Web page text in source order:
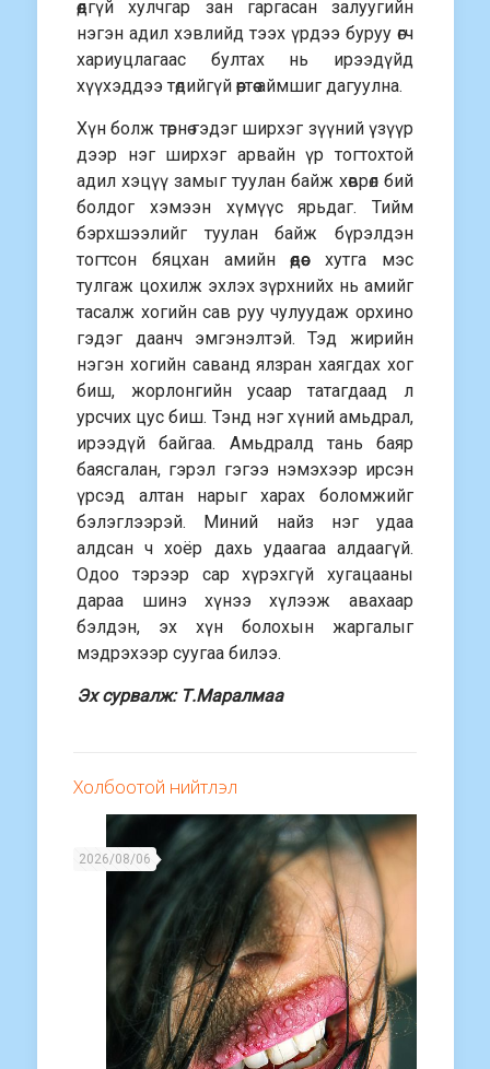
өөдгүй хулчгар зан гаргасан залуугийн
нэгэн адил хэвлийд тээх үрдээ буруу өгч
хариуцлагаас бултах нь ирээдүйд
хүүхэддээ төдийгүй өөртөө аймшиг дагуулна.
Хүн болж төрнө гэдэг ширхэг зүүний үзүүр
дээр нэг ширхэг арвайн үр тогтохтой
адил хэцүү замыг туулан байж хөврөл бий
болдог хэмээн хүмүүс ярьдаг. Тийм
бэрхшээлийг туулан байж бүрэлдэн
тогтсон бяцхан амийн өөдөөс хутга мэс
тулгаж цохилж эхлэх зүрхнийх нь амийг
тасалж хогийн сав руу чулуудаж орхино
гэдэг даанч эмгэнэлтэй. Тэд жирийн
нэгэн хогийн саванд ялзран хаягдах хог
биш, жорлонгийн усаар татагдаад л
урсчих цус биш. Тэнд нэг хүний амьдрал,
ирээдүй байгаа. Амьдралд тань баяр
баясгалан, гэрэл гэгээ нэмэхээр ирсэн
үрсэд алтан нарыг харах боломжийг
бэлэглээрэй. Миний найз нэг удаа
алдсан ч хоёр дахь удаагаа алдаагүй.
Одоо тэрээр сар хүрэхгүй хугацааны
дараа шинэ хүнээ хүлээж авахаар
бэлдэн, эх хүн болохын жаргалыг
мэдрэхээр суугаа билээ.
Эх сурвалж: Т.Маралмаа
Холбоотой нийтлэл
2026/08/06